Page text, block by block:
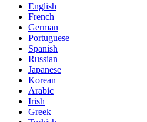
English
French
German
Portuguese
Spanish
Russian
Japanese
Korean
Arabic
Irish
Greek